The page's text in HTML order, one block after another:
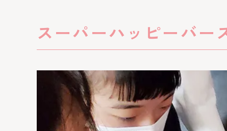
スーパーハッピーバー